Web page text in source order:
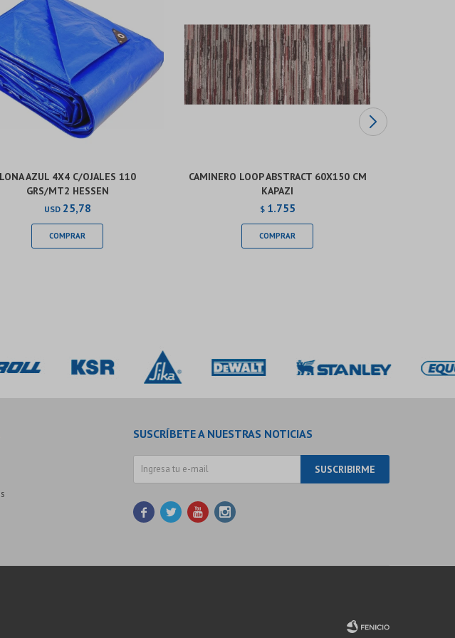
LONA AZUL 4X4 C/OJALES 110
GRS/MT2 HESSEN
USD 25,78
CAMINERO LOOP ABSTRACT 60X150 CM
KAPAZI
$ 1.755
SUSCRÍBETE A NUESTRAS NOTICIAS
SUSCRIBIRME
   